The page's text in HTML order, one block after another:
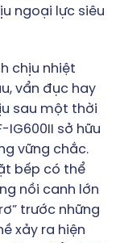
ngoại lực siêu
chịu nhiệt
vẩn đục hay
sau một thời
IG600II sở hữu
vững chắc.
bếp có thể
nồi canh lớn
trước những
xảy ra hiện